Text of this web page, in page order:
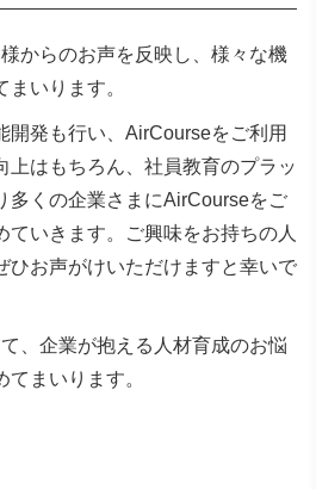
からのお声を反映し、様々な機
いります。
開発も行い、AirCourseをご利用
上はもちろん、社員教育のプラッ
多くの企業さまにAirCourseをご
ていきます。ご興味をお持ちの人
ひお声がけいただけますと幸いで
、企業が抱える人材育成のお悩
まいります。